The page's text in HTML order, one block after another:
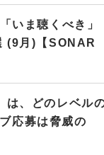
いま聴くべき」
(9月)【SONAR
は、どのレベル
応募は脅威の